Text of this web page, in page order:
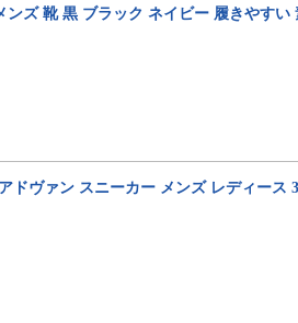
ズ 靴 黒 ブラック ネイビー 履きやすい
ドヴァン スニーカー メンズ レディース